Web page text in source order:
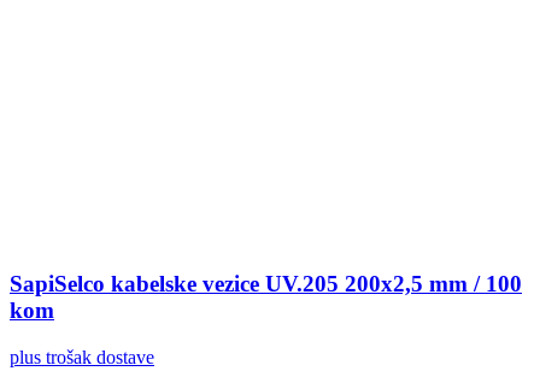
SapiSelco kabelske vezice UV.205 200x2,5 mm / 100
kom
plus trošak dostave